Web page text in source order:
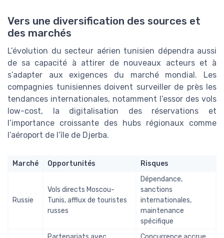
Vers une diversification des sources et
des marchés
L’évolution du secteur aérien tunisien dépendra aussi
de sa capacité à attirer de nouveaux acteurs et à
s’adapter aux exigences du marché mondial. Les
compagnies tunisiennes doivent surveiller de près les
tendances internationales, notamment l’essor des vols
low-cost, la digitalisation des réservations et
l’importance croissante des hubs régionaux comme
l’aéroport de l’île de Djerba.
Marché Opportunités Risques
Russie
Vols directs Moscou-
Tunis, afflux de touristes
russes
Dépendance,
sanctions
internationales,
maintenance
spécifique